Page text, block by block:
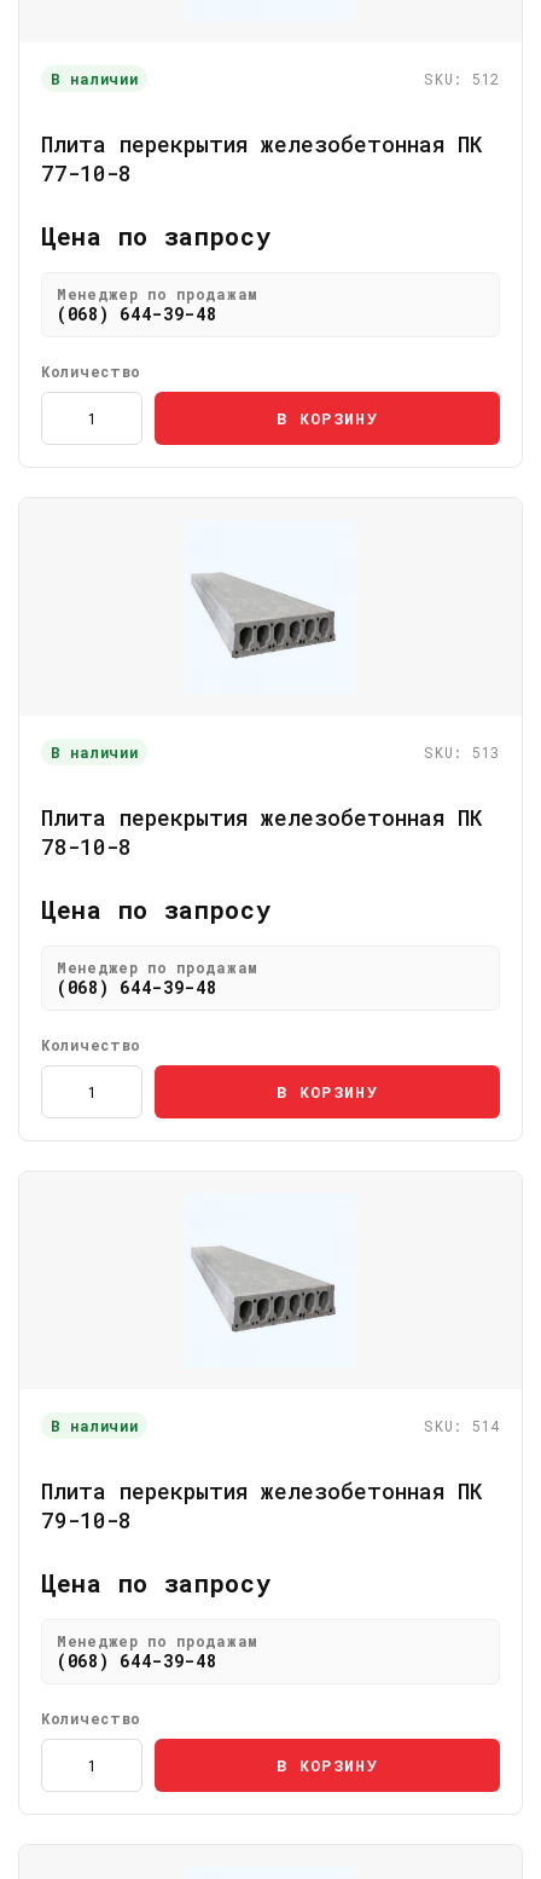
В наличии SKU: 512
Плита перекрытия железобетонная ПК
77-10-8
Цена по запросу
Менеджер по продажам
(068) 644-39-48
Количество
В КОРЗИНУ
В наличии SKU: 513
Плита перекрытия железобетонная ПК
78-10-8
Цена по запросу
Менеджер по продажам
(068) 644-39-48
Количество
В КОРЗИНУ
В наличии SKU: 514
Плита перекрытия железобетонная ПК
79-10-8
Цена по запросу
Менеджер по продажам
(068) 644-39-48
Количество
В КОРЗИНУ